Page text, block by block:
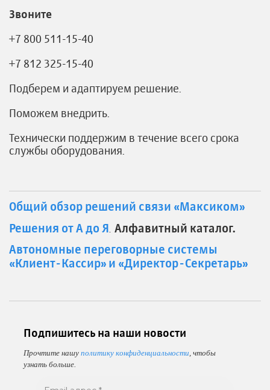
Звоните
+7 800 511-15-40
+7 812 325-15-40
Подберем и адаптируем решение.
Поможем внедрить.
Технически поддержим в течение всего срока
службы оборудования.
Общий обзор решений связи «Максиком»
Решения от А до Я Алфавитный каталог.
Автономные переговорные системы
«Клиент-Кассир» и «Директор-Секретарь»
Подпишитесь на наши новости
Прочтите нашу политику конфиденциальности , чтобы
узнать больше.